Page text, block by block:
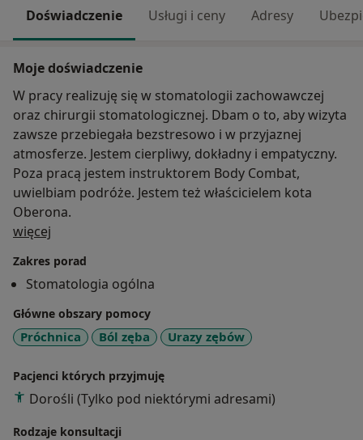
Doświadczenie Usługi i ceny Adresy
Moje doświadczenie
W pracy realizuję się w stomatologii zachowawczej
oraz chirurgii stomatologicznej. Dbam o to, aby wizyta
zawsze przebiegała bezstresowo i w przyjaznej
atmosferze. Jestem cierpliwy, dokładny i empatyczny.
Poza pracą jestem instruktorem Body Combat,
uwielbiam podróże. Jestem też właścicielem kota
Oberona.
więcej
Zakres porad
Stomatologia ogólna
Główne obszary pomocy
Próchnica Ból zęba Urazy zębów
Pacjenci których przyjmuję
Dorośli (Tylko pod niektórymi adresami)
Rodzaje konsultacji